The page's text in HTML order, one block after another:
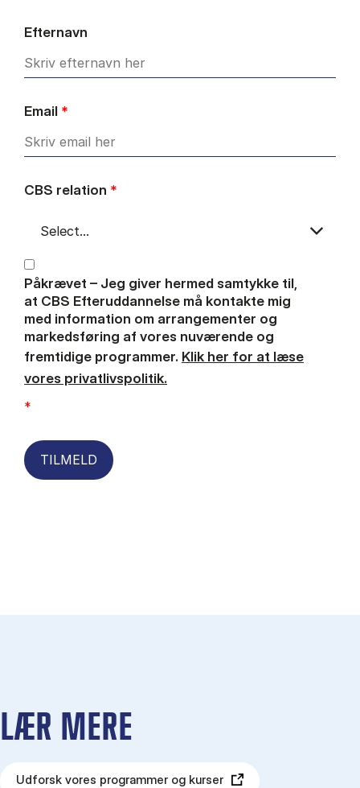
Efternavn
Email *
CBS relation *
Påkrævet – Jeg giver hermed samtykke til,
at CBS Efteruddannelse må kontakte mig
med information om arrangementer og
markedsføring af vores nuværende og
fremtidige programmer. Klik her for at læse
vores privatlivspolitik.
*
TILMELD
LÆR MERE
Udforsk vores programmer og kurser